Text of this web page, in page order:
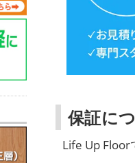
保証に
Life Up Floor